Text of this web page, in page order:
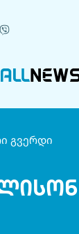
გვერდი